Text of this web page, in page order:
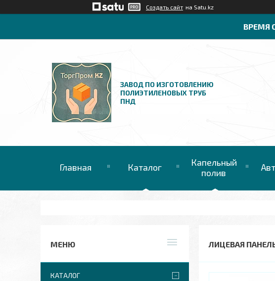
Создать сайт на Satu.kz
ВРЕМЯ
ЗАВОД ПО ИЗГОТОВЛЕНИЮ
ПОЛИЭТИЛЕНОВЫХ ТРУБ
ПНД
Главная Каталог
Капельный
полив
ЛИЦЕВАЯ
КАТАЛОГ